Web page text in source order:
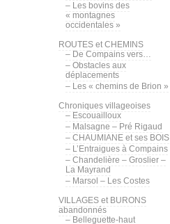
– Les bovins des
« montagnes
occidentales »
ROUTES et CHEMINS
– De Compains vers…
– Obstacles aux
déplacements
– Les « chemins de Brion »
Chroniques villageoises
– Escouailloux
– Malsagne – Pré Rigaud
– CHAUMIANE et ses BOIS
– L’Entraigues à Compains
– Chandelière – Groslier –
La Mayrand
– Marsol – Les Costes
VILLAGES et BURONS
abandonnés
– Belleguette-haut